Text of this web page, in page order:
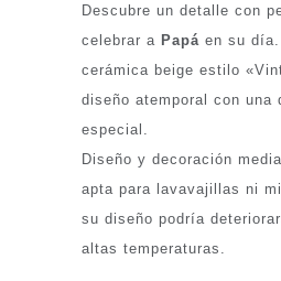
Descubre un detalle con
celebrar a Papá en su
cerámica beige estilo
diseño atemporal con una
especial.
Diseño y decoración
apta para lavavajillas ni
su diseño podría
altas temperaturas.